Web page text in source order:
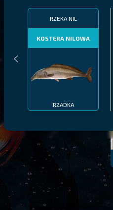
RZEKA NIL
KOSTERA NILOWA
RZADKA